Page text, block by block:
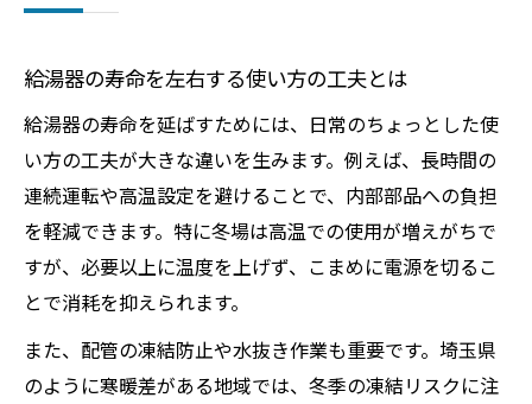
給湯器の故障予防と耐久性向上の具体策
ング
給湯器の寿命延長と省エネ効果の両立方法
効率的な給湯器選びと補助金活用法を徹底解説
給湯器選びで長寿命を実現するポイント
補助金を活用した埼玉県の給湯器更新術
耐久性に優れた給湯器と補助金の組み合わ
せ
給湯器の寿命を左右する使い方の工夫とは
給湯器の寿命を延ばすためには、日常のちょっとした使
い方の工夫が大きな違いを生みます。例えば、長時間の
連続運転や高温設定を避けることで、内部部品への負担
を軽減できます。特に冬場は高温での使用が増えがちで
すが、必要以上に温度を上げず、こまめに電源を切るこ
とで消耗を抑えられます。
また、配管の凍結防止や水抜き作業も重要です。埼玉県
のように寒暖差がある地域では、冬季の凍結リスクに注